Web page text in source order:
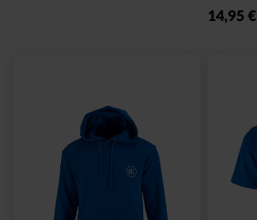
14,95 €